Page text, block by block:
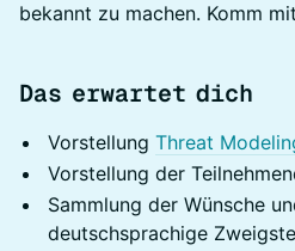
bekannt zu machen. Komm
Das erwartet dich
Vorstellung Threat
Vorstellung der
Sammlung der Wünsche
deutschsprachige